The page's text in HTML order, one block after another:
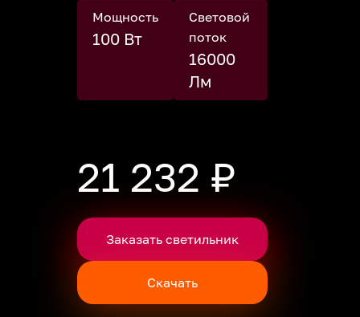
Мощность
100 Вт
Световой
поток
16000
Лм
21 232 ₽
Заказать светильник
Скачать